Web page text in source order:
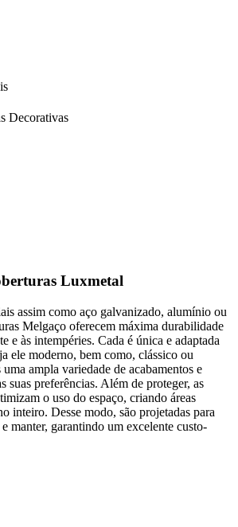
Decorativas
Luxmetal
assim como aço galvanizado, alumínio ou
Melgaço oferecem máxima durabilidade
e às intempéries. Cada é única e adaptada
ele moderno, bem como, clássico ou
ampla variedade de acabamentos e
suas preferências. Além de proteger, as
o uso do espaço, criando áreas
inteiro. Desse modo, são projetadas para
manter, garantindo um excelente custo-